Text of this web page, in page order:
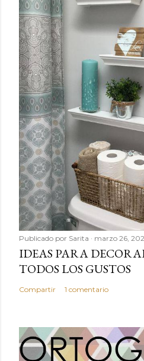
Publicado por Sarita marzo 26,
IDEAS PARA
TODOS LOS GUSTOS
Compartir 1 comentario